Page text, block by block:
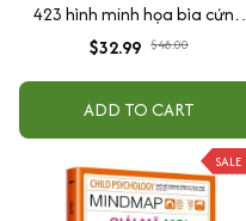
423 hình minh họa bìa cứng
cao cấp + tặng kèm vòng tay
$32.99 $48.00
ADD TO CART
SALE